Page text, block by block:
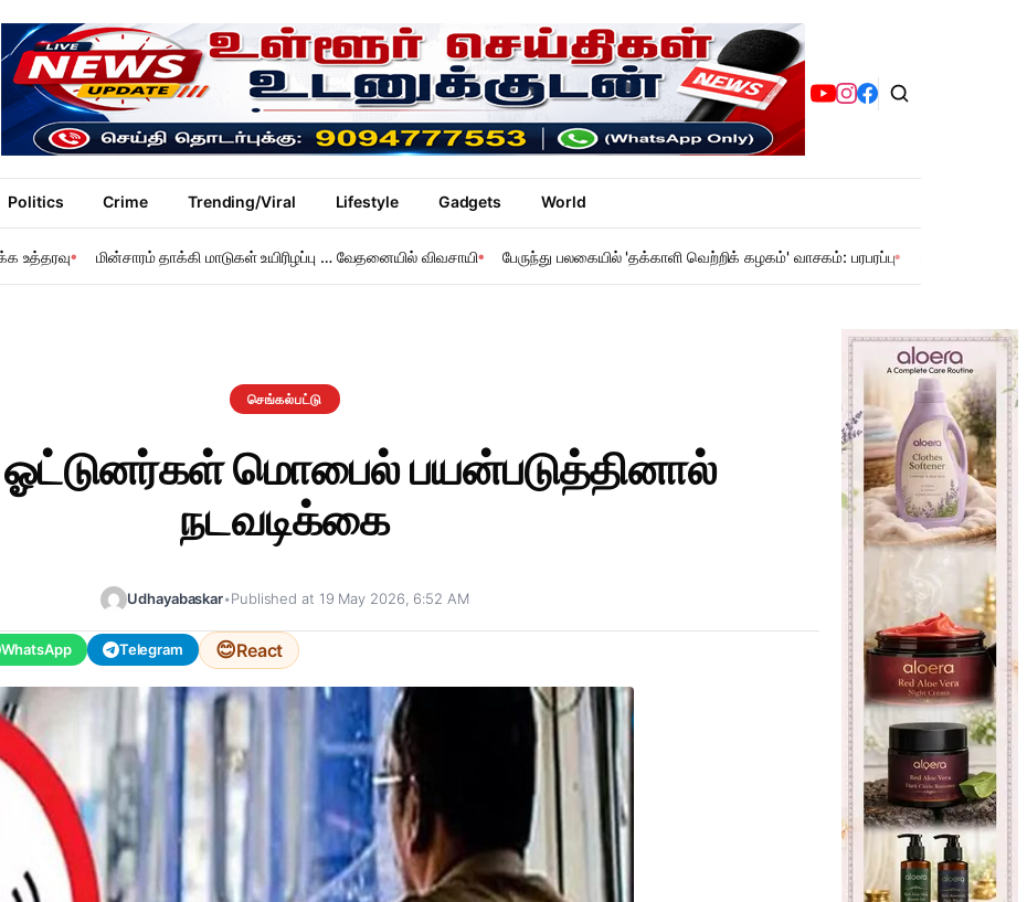
Politics Crime Trending/Viral Lifestyle Gadgets World
உத்தரவு மின்சாரம் தாக்கி மாடுகள் உயிரிழப்பு … வேதனையில் விவசாயி பேருந்து பலகையில் 'தக்காளி வெற்றிக் கழகம்' வாசகம்: பரபரப்பு
செங்கல்பட்டு
ஓட்டுனர்கள் மொபைல் பயன்படுத்தினால்
நடவடிக்கை
Udhayabaskar•Published at 19 May 2026, 6:52 AM
WhatsApp Telegram 😊React